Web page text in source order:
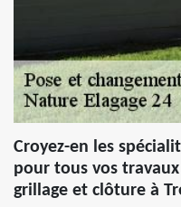
Croyez-en les
pour tous vos
grillage et clôture à